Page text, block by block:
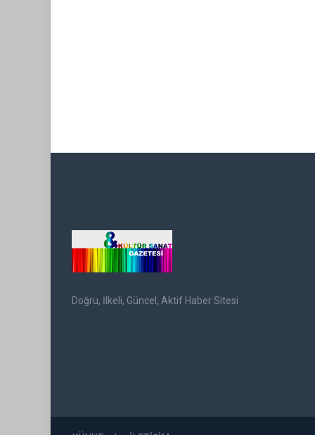
Doğru, İlkeli, Güncel, Aktif Haber Sitesi